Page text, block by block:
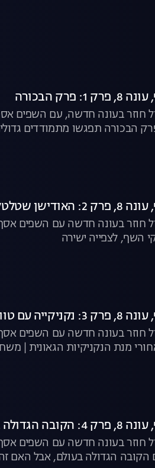
הבכורה
הבכורה תפגשו מתמודדים
את מושיק
חוזר בעונה חדשה עם השפים
השף, לצפייה ישירה
עם טוויסט
חוזר בעונה חדשה עם השפים
מנת הנקניקיות הגאונית |
בעולם
חוזר בעונה חדשה עם השפים
הגדולה בעולם, אבל האם